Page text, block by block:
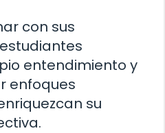
con sus
entendimiento y
enfoques
su